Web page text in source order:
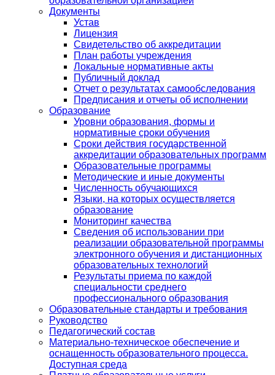
Документы
Устав
Лицензия
Свидетельство об аккредитации
План работы учреждения
Локальные нормативные акты
Публичный доклад
Отчет о результатах самообследования
Предписания и отчеты об исполнении
Образование
Уровни образования, формы и
нормативные сроки обучения
Сроки действия государственной
аккредитации образовательных программ
Образовательные программы
Методические и иные документы
Численность обучающихся
Языки, на которых осуществляется
образование
Мониторинг качества
Сведения об использовании при
реализации образовательной программы
электронного обучения и дистанционных
образовательных технологий
Результаты приема по каждой
специальности среднего
профессионального образования
Образовательные стандарты и требования
Руководство
Педагогический состав
Материально-техническое обеспечение и
оснащенность образовательного процесса.
Доступная среда